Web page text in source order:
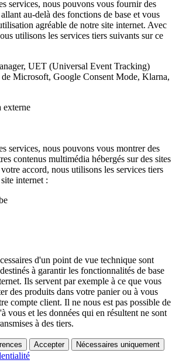
services, nous pouvons vous fournir des
au-delà des fonctions de base et vous
agréable de notre site internet. Avec
utilisons les services tiers suivants sur ce
UET (Universal Event Tracking)
Microsoft, Google Consent Mode, Klarna,
externe
services, nous pouvons vous montrer des
contenus multimédia hébergés sur des sites
accord, nous utilisons les services tiers
internet :
d'un point de vue technique sont
à garantir les fonctionnalités de base
Ils servent par exemple à ce que vous
des produits dans votre panier ou à vous
compte client. Il ne nous est pas possible de
vous et les données qui en résultent ne sont
à des tiers.
Accepter Nécessaires uniquement